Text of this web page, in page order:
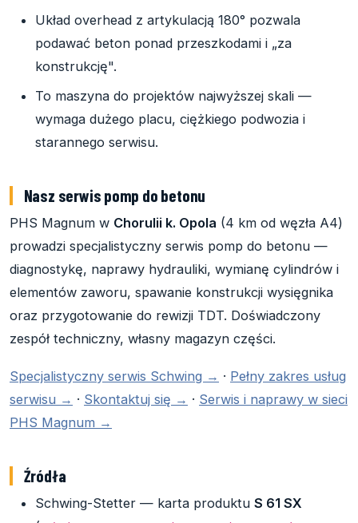
Układ overhead z artykulacją 180° pozwala
podawać beton ponad przeszkodami i „za
konstrukcję".
To maszyna do projektów najwyższej skali —
wymaga dużego placu, ciężkiego podwozia i
starannego serwisu.
Nasz serwis pomp do betonu
PHS Magnum w Chorulii k. Opola (4 km od węzła A4)
prowadzi specjalistyczny serwis pomp do betonu —
diagnostykę, naprawy hydrauliki, wymianę cylindrów i
elementów zaworu, spawanie konstrukcji wysięgnika
oraz przygotowanie do rewizji TDT. Doświadczony
zespół techniczny, własny magazyn części.
Specjalistyczny serwis Schwing → · Pełny zakres usług
serwisu → · Skontaktuj się → · Serwis i naprawy w sieci
PHS Magnum →
Źródła
Schwing-Stetter — karta produktu S 61 SX